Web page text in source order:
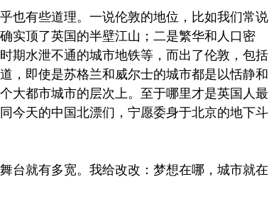
也有些道理。一说伦敦的地位，比如我们常说
实顶了英国的半壁江山；二是繁华和人口密
期水泄不通的城市地铁等，而出了伦敦，包括
，即使是苏格兰和威尔士的城市都是以恬静和
大都市城市的层次上。至于哪里才是英国人最
今天的中国北漂们，宁愿委身于北京的地下斗
台就有多宽。我给改改：梦想在哪，城市就在